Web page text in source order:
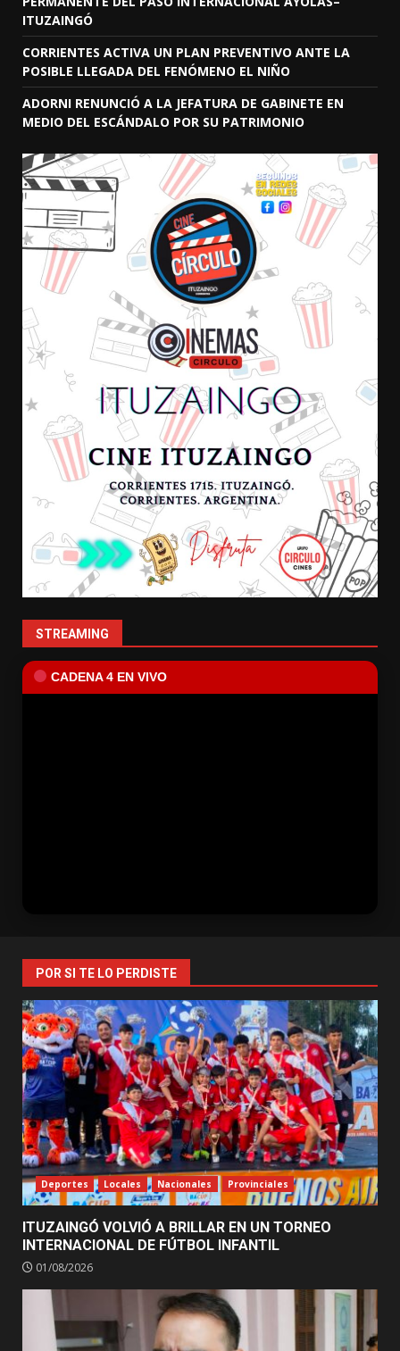
ITUZAINGÓ
CORRIENTES ACTIVA UN PLAN PREVENTIVO ANTE LA
POSIBLE LLEGADA DEL FENÓMENO EL NIÑO
ADORNI RENUNCIÓ A LA JEFATURA DE GABINETE EN
MEDIO DEL ESCÁNDALO POR SU PATRIMONIO
STREAMING
CADENA 4 EN VIVO
POR SI TE LO PERDISTE
Deportes Locales Nacionales Provinciales
ITUZAINGÓ VOLVIÓ A BRILLAR EN UN TORNEO
INTERNACIONAL DE FÚTBOL INFANTIL
01/08/2026